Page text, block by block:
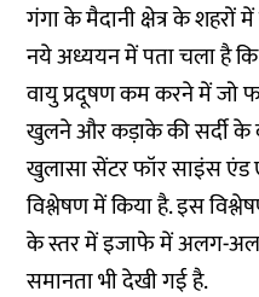
गंगा के मैदानी क्षेत्र के
नये अध्ययन में पता चला है
वायु प्रदूषण कम करने में जो
खुलने और कड़ाके की सर्दी के
खुलासा सेंटर फॉर साइंस
विश्लेषण में किया है. इस
के स्तर में इजाफे में अलग-
समानता भी देखी गई है.